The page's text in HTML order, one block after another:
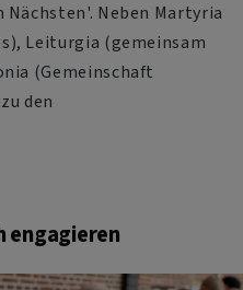
Neben Martyria
Leiturgia (gemeinsam
(Gemeinschaft
den
engagieren